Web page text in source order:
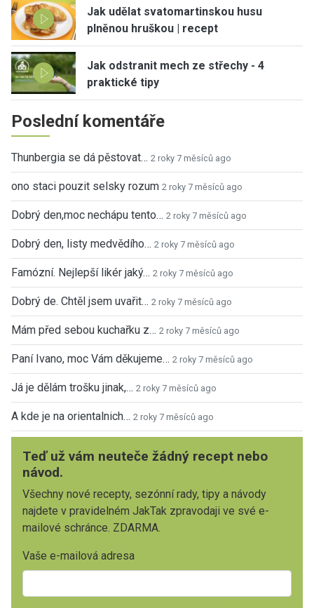
Jak udělat svatomartinskou husu
plněnou hruškou | recept
Jak odstranit mech ze střechy - 4
praktické tipy
Poslední komentáře
Thunbergia se dá pěstovat… 2 roky 7 měsíců ago
ono staci pouzit selsky rozum 2 roky 7 měsíců ago
Dobrý den,moc nechápu tento… 2 roky 7 měsíců ago
Dobrý den, listy medvědího… 2 roky 7 měsíců ago
Famózní. Nejlepší likér jaký… 2 roky 7 měsíců ago
Dobrý de. Chtěl jsem uvařit… 2 roky 7 měsíců ago
Mám před sebou kuchařku z… 2 roky 7 měsíců ago
Paní Ivano, moc Vám děkujeme… 2 roky 7 měsíců ago
Já je dělám trošku jinak,… 2 roky 7 měsíců ago
A kde je na orientalnich… 2 roky 7 měsíců ago
Teď už vám neuteče žádný recept nebo
návod.
Všechny nové recepty, sezónní rady, tipy a návody
najdete v pravidelném JakTak zpravodaji ve své e-
mailové schránce. ZDARMA.
Vaše e-mailová adresa